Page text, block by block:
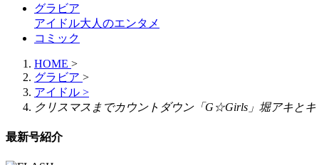
グラビア
アイドル大人のエンタメ
コミック
HOME >
グラビア >
アイドル >
クリスマスまでカウントダウン「G☆Girls」堀アキとキ
最新号紹介